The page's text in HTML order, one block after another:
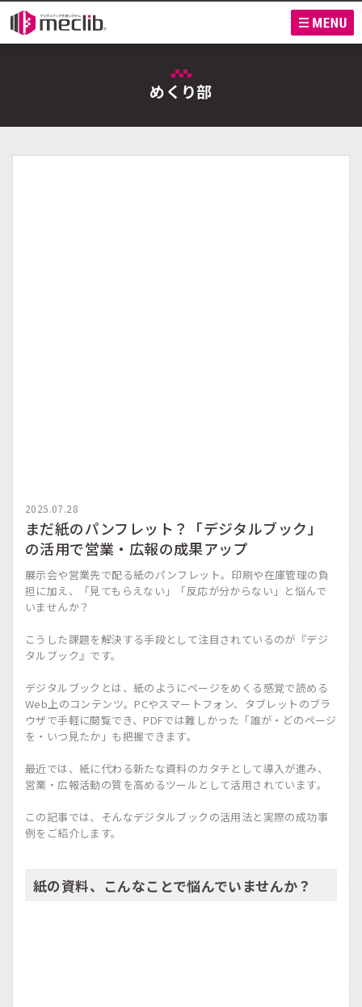
めくり部
2025.07.28
まだ紙のパンフレット？「デジタルブック」
の活用で営業・広報の成果アップ
展示会や営業先で配る紙のパンフレット。印刷や在庫管理の負
担に加え、「見てもらえない」「反応が分からない」と悩んで
いませんか？
こうした課題を解決する手段として注目されているのが『デジ
タルブック』です。
デジタルブックとは、紙のようにページをめくる感覚で読める
Web上のコンテンツ。PCやスマートフォン、タブレットのブラ
ウザで手軽に閲覧でき、PDFでは難しかった「誰が・どのページ
を・いつ見たか」も把握できます。
最近では、紙に代わる新たな資料のカタチとして導入が進み、
営業・広報活動の質を高めるツールとして活用されています。
この記事では、そんなデジタルブックの活用法と実際の成功事
例をご紹介します。
紙の資料、こんなことで悩んでいませんか？